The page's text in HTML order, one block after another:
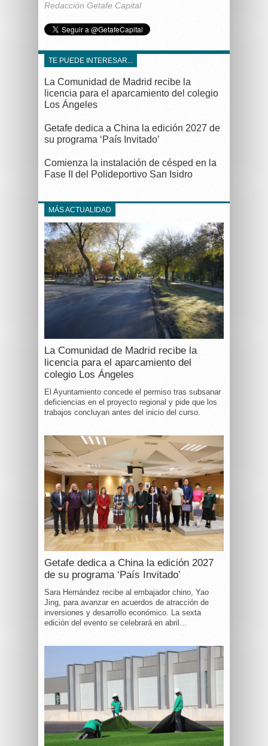
Redacción Getafe Capital
TE PUEDE INTERESAR...
La Comunidad de Madrid recibe la
licencia para el aparcamiento del colegio
Los Ángeles
Getafe dedica a China la edición 2027 de
su programa ‘País Invitado’
Comienza la instalación de césped en la
Fase II del Polideportivo San Isidro
MÁS ACTUALIDAD
La Comunidad de Madrid recibe la
licencia para el aparcamiento del
colegio Los Ángeles
El Ayuntamiento concede el permiso tras subsanar
deficiencias en el proyecto regional y pide que los
trabajos concluyan antes del inicio del curso.
Getafe dedica a China la edición 2027
de su programa ‘País Invitado’
Sara Hernández recibe al embajador chino, Yao
Jing, para avanzar en acuerdos de atracción de
inversiones y desarrollo económico. La sexta
edición del evento se celebrará en abril...